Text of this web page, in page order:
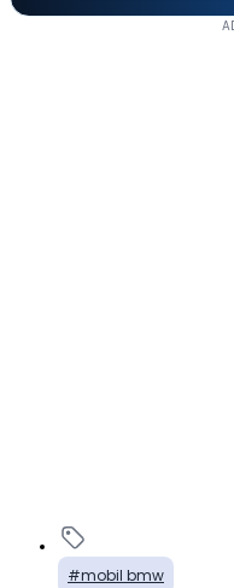
mobil bmw